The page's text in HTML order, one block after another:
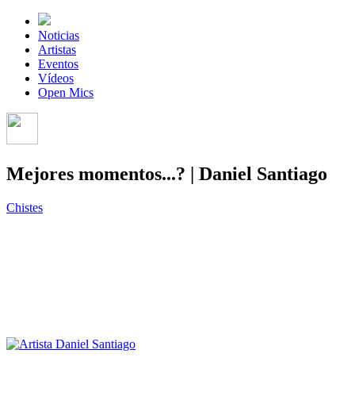
Noticias
Artistas
Eventos
Vídeos
Open Mics
Mejores momentos...? | Daniel Santiago
Chistes